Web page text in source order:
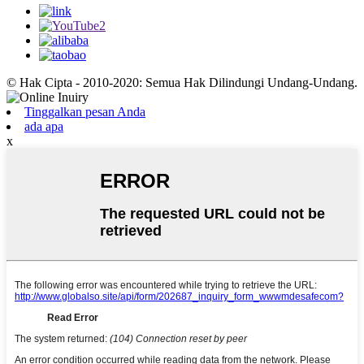
© Hak Cipta - 2010-2020: Semua Hak Dilindungi Undang-Undang.
Tinggalkan pesan Anda
ada apa
x